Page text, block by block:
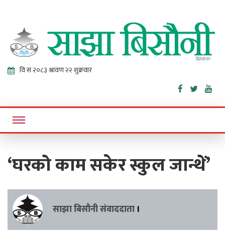
Sajha
Bisaunee
Online News Portal
‘घरको काम सकेर स्कुल जान्थें’
साझा बिसौनी संवाददाता ।